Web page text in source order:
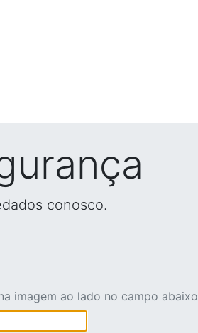
conosco.
imagem ao lado no campo abaixo